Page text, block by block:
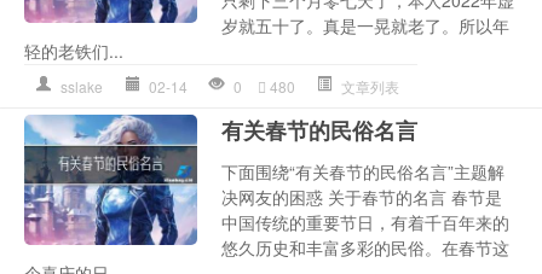
岁就五十了。真是一晃就老了。所以年
轻的老铁们...
sslake 02-14 0 480 文章列表
有关春节的民俗名言
下面围绕“有关春节的民俗名言”主题解
决网友的困惑 关于春节的名言 春节是
中国传统的重要节日，有着千百年来的
悠久历史和丰富多彩的民俗。在春节这